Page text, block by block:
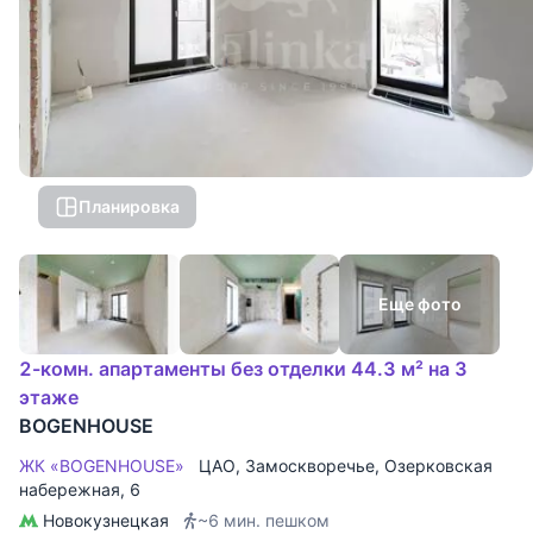
Планировка
Еще фото
2-комн. апартаменты без отделки 44.3 м² на 3
этаже
BOGENHOUSE
ЖК «BOGENHOUSE» ЦАО, Замоскворечье, Озерковская
набережная, 6
Новокузнецкая
~6 мин. пешком